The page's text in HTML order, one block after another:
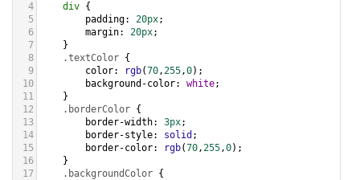
4
div {
5
padding: 20px;
6
margin: 20px;
7
}
8
.textColor {
9
color: rgb(70,255,0);
10
background-color: white;
11
}
12
.borderColor {
13
border-width: 3px;
14
border-style: solid ;
15
border-color: rgb(70,255,0);
16
}
17
.backgroundColor {